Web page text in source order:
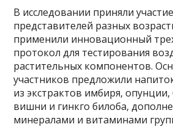
В исследовании приняли
представителей разных
применили инновационный
протокол для тестирования
растительных компонентов.
участников предложили
из экстрактов имбиря, опунции,
вишни и гинкго билоба,
минералами и витаминами